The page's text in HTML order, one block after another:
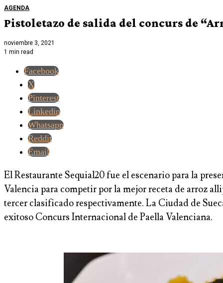
AGENDA
Pistoletazo de salida del concurs de
noviembre 3, 2021
1 min read
Facebook
X
Pinterest
Linkedin
Whatsapp
Reddit
Email
El Restaurante Sequial20 fue el escenario para la
Valencia para competir por la mejor receta de arroz
tercer clasificado respectivamente. La Ciudad de
exitoso Concurs Internacional de Paella Valenciana.